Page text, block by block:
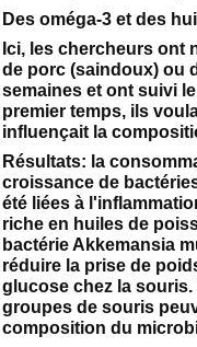
Des oméga-3 et des
Ici, les chercheurs ont
de porc (saindoux) ou
semaines et ont suivi
premier temps, ils
influençait la
Résultats: la
croissance de
été liées à
riche en huiles de
bactérie Akkemansia
réduire la prise de
glucose chez la
groupes de souris
composition du